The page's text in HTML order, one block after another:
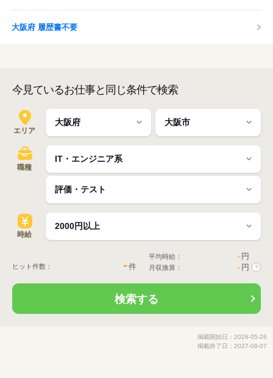
大阪府 履歴書不要
今見ているお仕事と同じ条件で検索
エリア
職種
時給
ヒット件数： -件
平均時給： - 円
月収換算： - 円 ?
検索する
掲載開始日：2026-05-26
掲載終了日：2027-08-07